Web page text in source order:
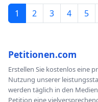
1 2 3 4 5
Petitionen.com
Erstellen Sie kostenlos eine
Nutzung unserer
werden täglich in den
Petition eine